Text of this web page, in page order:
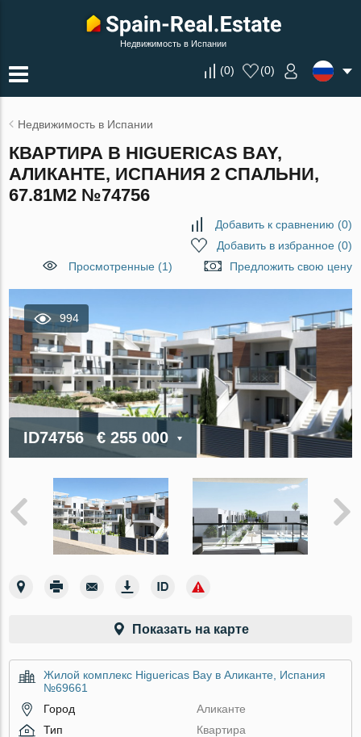
Недвижимость в Испании
(0) (0)
Недвижимость в Испании
КВАРТИРА В HIGUERICAS BAY,
АЛИКАНТЕ, ИСПАНИЯ 2 СПАЛЬНИ,
67.81М2 №74756
Добавить к сравнению (0)
Добавить в избранное(0)
Просмотренные (1)
Предложить свою цену
994
ID74756 € 255 000
Показать на карте
Жилой комплекс Higuericas Bay в Аликанте, Испания
№69661
Город
Аликанте
Тип
Квартира